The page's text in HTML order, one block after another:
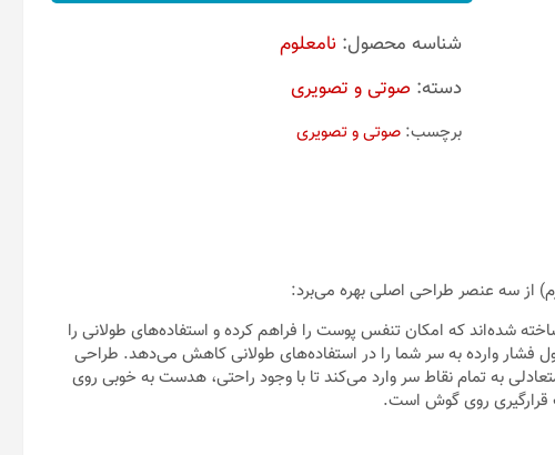
شناسه محصول: نامعلوم
دسته: صوتی و تصویری
برچسب: صوتی و تصویری
‌شده‌اند که امکان تنفس پوست را فراهم کرده و استفاده‌های طولانی را
فشار وارده به سر شما را در استفاده‌های طولانی کاهش می‌دهد. طراحی
به تمام نقاط سر وارد می‌کند تا با وجود راحتی، هدست به خوبی روی